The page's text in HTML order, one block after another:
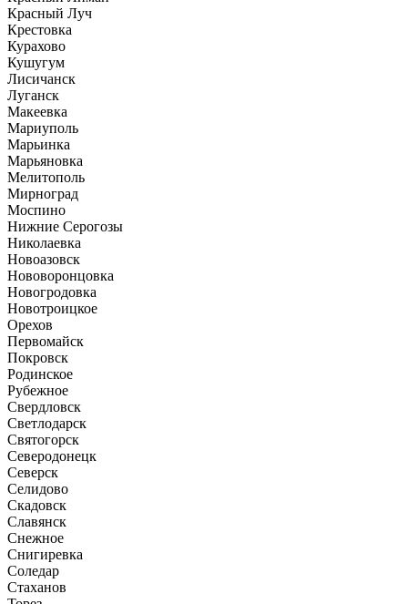
Красный Луч
Крестовка
Курахово
Кушугум
Лисичанск
Луганск
Макеевка
Мариуполь
Марьинка
Марьяновка
Мелитополь
Мирноград
Моспино
Нижние Серогозы
Николаевка
Новоазовск
Нововоронцовка
Новогродовка
Новотроицкое
Орехов
Первомайск
Покровск
Родинское
Рубежное
Свердловск
Светлодарск
Святогорск
Северодонецк
Северск
Селидово
Скадовск
Славянск
Снежное
Снигиревка
Соледар
Стаханов